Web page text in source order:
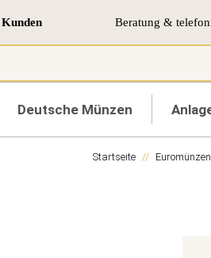
Beratung &
Deutsche Münzen
Startseite Euromünzen